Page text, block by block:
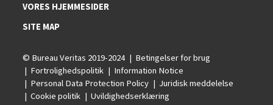
VORES HJEMMESIDER
SITE MAP
© Bureau Veritas 2019-2024
Betingelser for brug
Fortrolighedspolitik
Information Notice
Personal Data Protection Policy
Juridisk meddelelse
Cookie politik
Uvildighedserklæring